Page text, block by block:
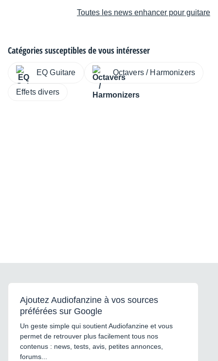
Toutes les news enhancer pour guitare
Catégories susceptibles de vous intéresser
EQ Guitare Octavers / Harmonizers
Effets divers
Ajoutez Audiofanzine à vos sources
préférées sur Google
Un geste simple qui soutient Audiofanzine et vous
permet de retrouver plus facilement tous nos
contenus : news, tests, avis, petites annonces,
forums...